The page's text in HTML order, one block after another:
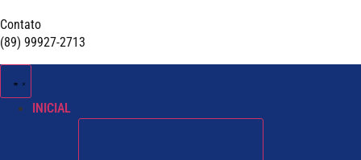
Contato
(89) 99927-2713
INICIAL